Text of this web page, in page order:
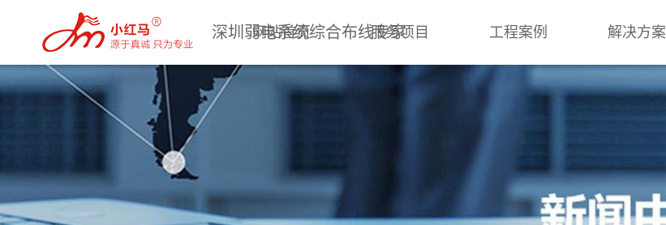
深圳弱电系统综合布线专家
网站首页 服务项目 工程案例 解决方案